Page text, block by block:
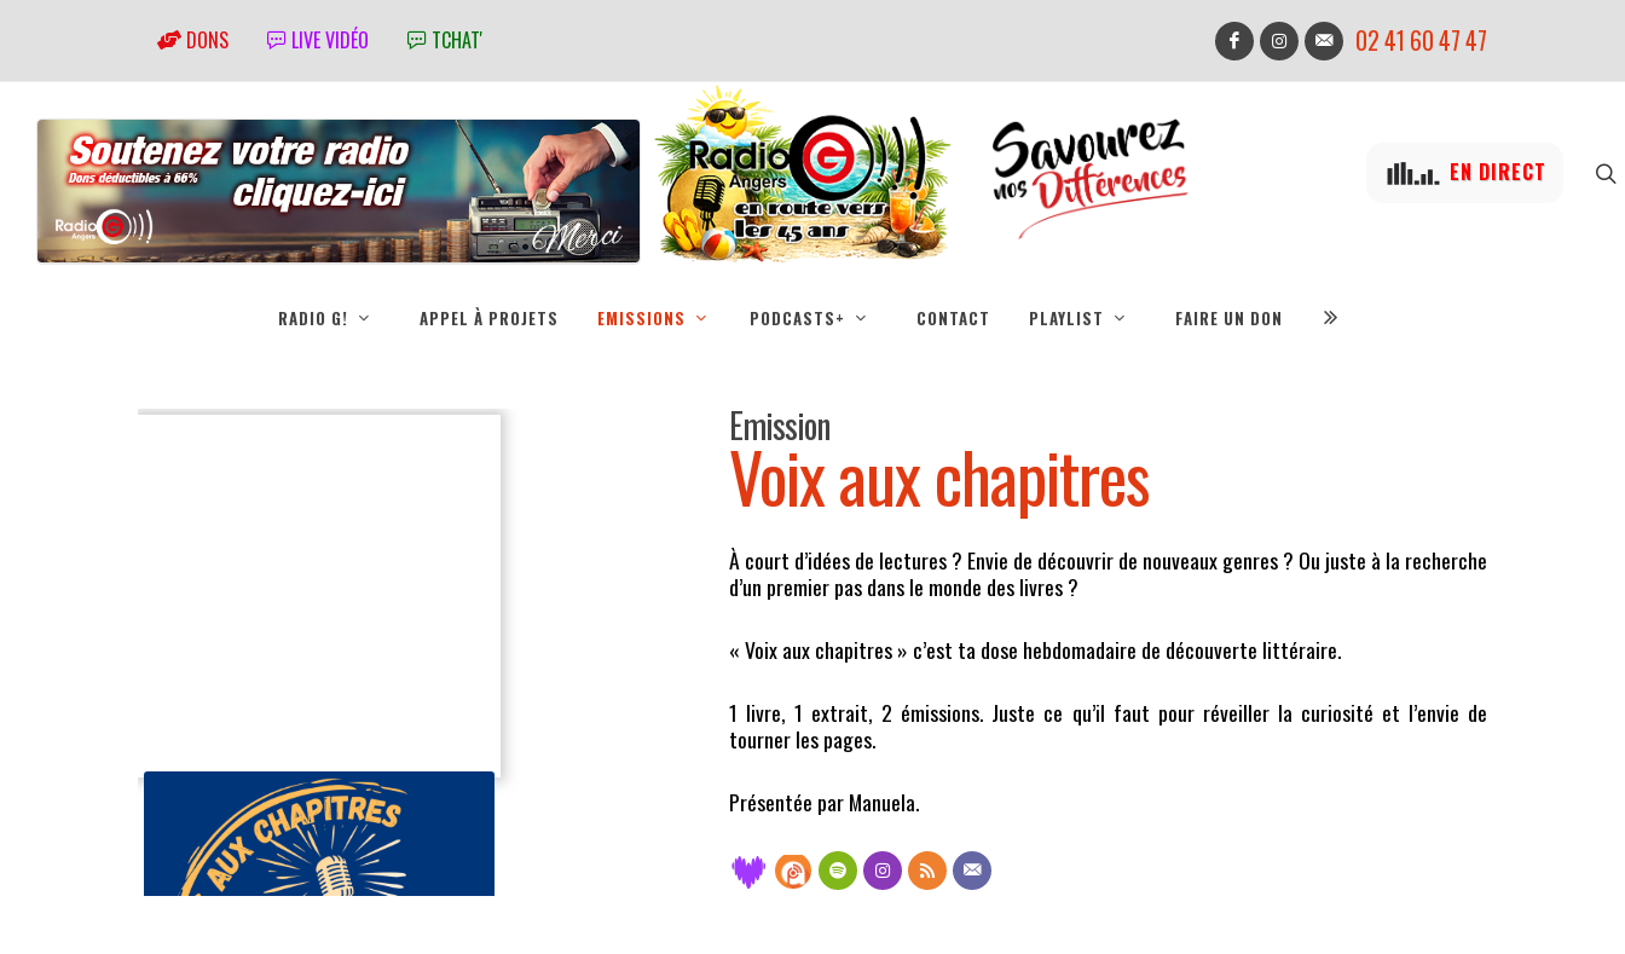
DONS LIVE VIDÉO TCHAT' 02 41 60 47 47
EN DIRECT
RADIO G! APPEL À PROJETS EMISSIONS PODCASTS+ CONTACT PLAYLIST FAIRE UN DON
Emission
Voix aux chapitres
À court d’idées de lectures ? Envie de découvrir de nouveaux genres ? Ou juste à la recherche
d’un premier pas dans le monde des livres ?
« Voix aux chapitres » c’est ta dose hebdomadaire de découverte littéraire.
1 livre, 1 extrait, 2 émissions. Juste ce qu’il faut pour réveiller la curiosité et l’envie de
tourner les pages.
Présentée par Manuela.